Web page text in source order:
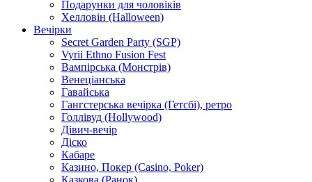
Подарунки для чоловіків
Хелловін (Halloween)
Вечірки
Secret Garden Party (SGP)
Vyrii Ethno Fusion Fest
Вампірська (Монстрів)
Венеціанська
Гавайська
Гангстерська вечірка (Гетсбі), ретро
Голлівуд (Hollywood)
Дівич-вечір
Діско
Кабаре
Казино, Покер (Casino, Poker)
Казкова (Ранок)